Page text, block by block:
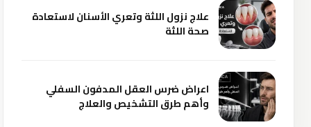
علاج نزول اللثة وتعري الأسنان لاستعادة
صحة اللثة
اعراض ضرس العقل المدفون السفلي
وأهم طرق التشخيص والعلاج